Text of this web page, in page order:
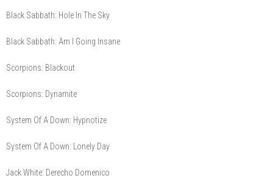
Black Sabbath: Hole In The Sky
Black Sabbath: Am I Going Insane
Scorpions: Blackout
Scorpions: Dynamite
System Of A Down: Hypnotize
System Of A Down: Lonely Day
Jack White: Derecho Domenico